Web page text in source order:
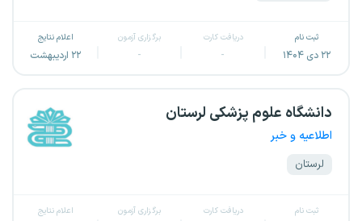
ثبت نام
۲۲ دی ۱۴۰۴
دریافت کارت
-
برگزاری آزمون
-
اعلام نتایج
۲۲ اردیبهشت
دانشگاه علوم پزشکی لرستان
اطلاعیه و خبر
لرستان
ثبت نام دریافت کارت برگزاری آزمون اعلام نتایج